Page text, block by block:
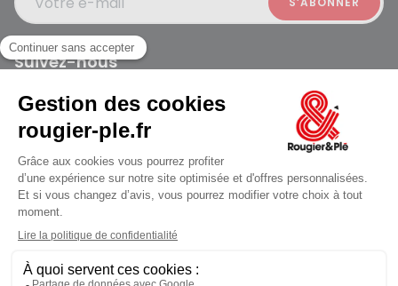
jusqu'au Mardi à 10:00
Suivez-nous
Rougier et Plé 2024 Copyright
Mentions légales
Conditions générales des ventes